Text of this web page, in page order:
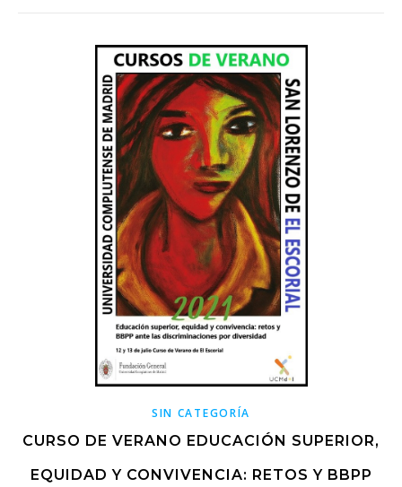
SIN CATEGORÍA
CURSO DE VERANO EDUCACIÓN SUPERIOR,
EQUIDAD Y CONVIVENCIA: RETOS Y BBPP